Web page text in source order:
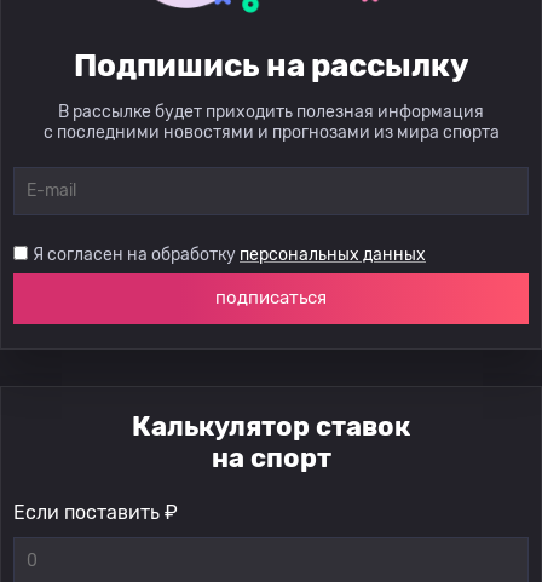
Подпишись на рассылку
В рассылке будет приходить полезная информация
с последними новостями и прогнозами из мира спорта
Я согласен на обработку персональных данных
подписаться
Калькулятор ставок
на спорт
Если поставить ₽